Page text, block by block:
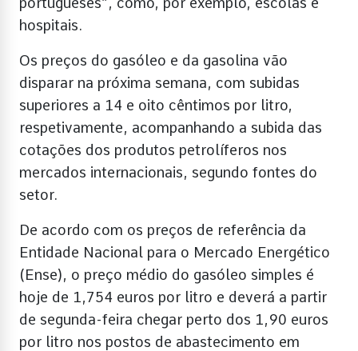
hospitais.
Os preços do gasóleo e da gasolina vão
disparar na próxima semana, com subidas
superiores a 14 e oito cêntimos por litro,
respetivamente, acompanhando a subida das
cotações dos produtos petrolíferos nos
mercados internacionais, segundo fontes do
setor.
De acordo com os preços de referência da
Entidade Nacional para o Mercado Energético
(Ense), o preço médio do gasóleo simples é
hoje de 1,754 euros por litro e deverá a partir
de segunda-feira chegar perto dos 1,90 euros
por litro nos postos de abastecimento em